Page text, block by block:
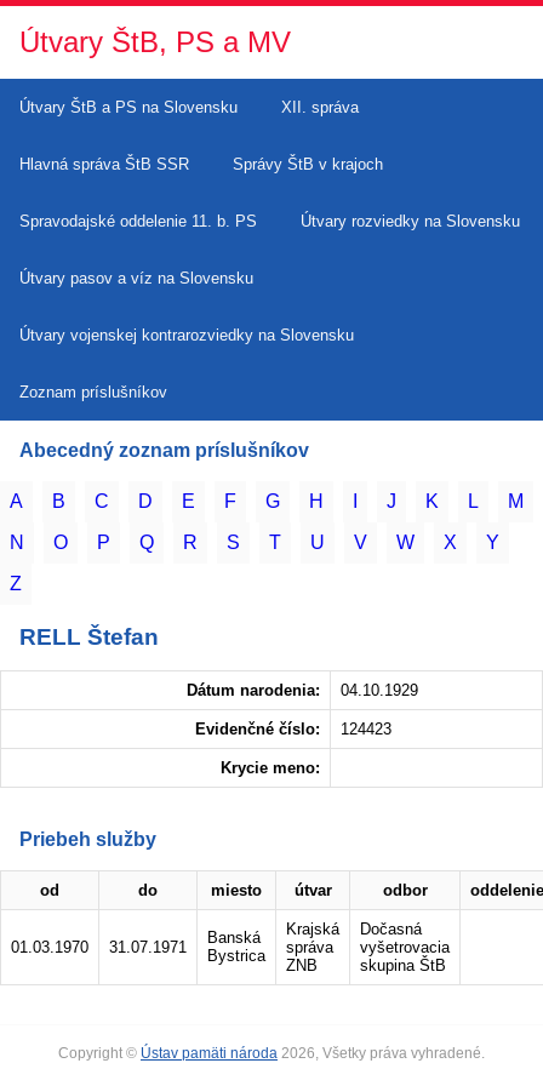
Útvary ŠtB, PS a MV
Útvary ŠtB a PS na Slovensku XII. správa
Hlavná správa ŠtB SSR Správy ŠtB v krajoch
Spravodajské oddelenie 11. b. PS Útvary rozviedky na Slovensku
Útvary pasov a víz na Slovensku
Útvary vojenskej kontrarozviedky na Slovensku
Zoznam príslušníkov
Abecedný zoznam príslušníkov
A B C D E F G H J K L
M
N
O P Q R S T U V W X
Y
Z
RELL Štefan
Dátum narodenia: 04.10.1929
Evidenčné číslo: 124423
Krycie meno:
Priebeh služby
od do miesto útvar odbor oddelenie
01.03.1970 31.07.1971
Banská
Bystrica
Krajská
správa
ZNB
Dočasná
vyšetrovacia
skupina ŠtB
Copyright © Ústav pamäti národa 2026, Všetky práva vyhradené.